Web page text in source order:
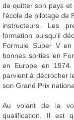
de quitter son pays
l'école de pilotage de
instructeurs. Les
formation puisqu'il
Formule Super V
bonnes sorties en
en Europe en
parvient à décrocher
son Grand Prix
Au volant de la
qualification. Il est